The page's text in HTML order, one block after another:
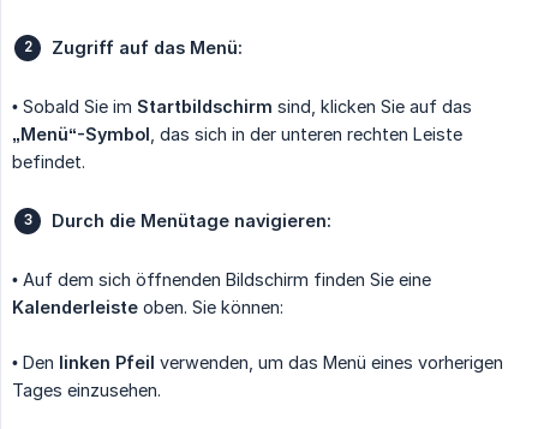
Zugriff auf das Menü:
• Sobald Sie im Startbildschirm sind, klicken Sie auf das
„Menü“-Symbol , das sich in der unteren rechten Leiste
befindet.
Durch die Menütage navigieren:
• Auf dem sich öffnenden Bildschirm finden Sie eine
Kalenderleiste oben. Sie können:
• Den linken Pfeil verwenden, um das Menü eines vorherigen
Tages einzusehen.